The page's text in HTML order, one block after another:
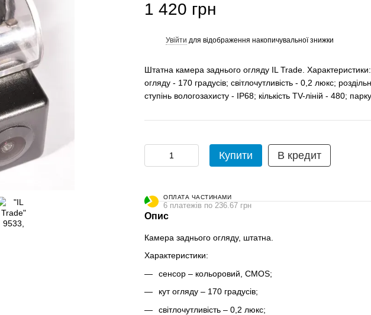
1 420 грн
Увійти для відображення накопичувальної знижки
Штатна камера заднього огляду IL Trade.
огляду - 170 градусів; світлочутливість - 0,2 люкс;
ступінь вологозахисту - IP68; кількість TV-ліній - 480;
Купити В кредит
ОПЛАТА ЧАСТИНАМИ
6 платежів по 236.67 грн
Опис
Камера заднього огляду, штатна.
Характеристики:
сенсор – кольоровий, CMOS;
кут огляду – 170 градусів;
світлочутливість – 0,2 люкс;